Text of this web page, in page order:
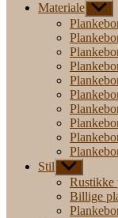
Materiale Vis
Stil Vis
undermenu
Rustikke
Billige